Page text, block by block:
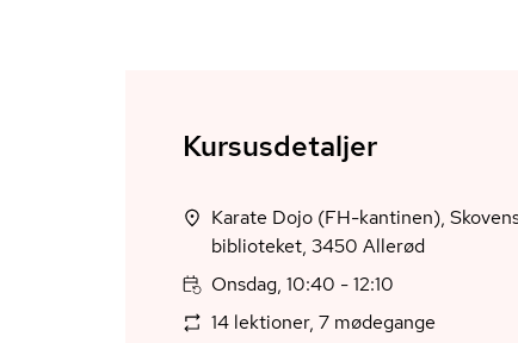
Kursusdetaljer
Karate Dojo (FH-kantinen),
biblioteket, 3450 Allerød
Onsdag, 10:40 - 12:10
14 lektioner, 7 mødegange